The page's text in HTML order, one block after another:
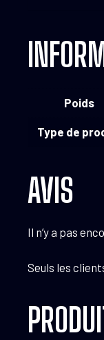
Poids
Type de
AVIS
Il n’y a pas
Seuls les